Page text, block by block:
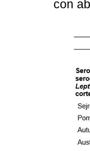
con